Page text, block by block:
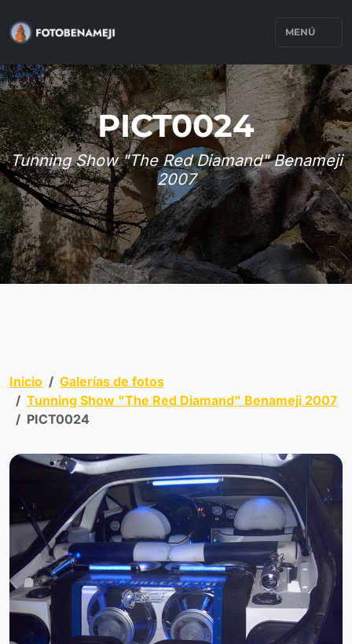
MENÚ
PICT0024
Tunning Show "The Red Diamand" Benameji
2007
Inicio
Galerías de fotos
Tunning Show "The Red Diamand" Benameji 2007
PICT0024